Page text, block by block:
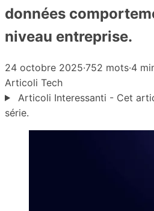
données
niveau entreprise.
24 octobre 2025·752 mots·4
Articoli Tech
Articoli Interessanti - Cet
série.